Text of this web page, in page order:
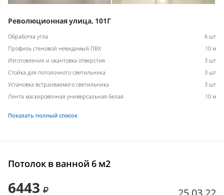
Революционная улица, 101Г
Обработка угла
6 шт
Профиль стеновой невидимый ПВХ
10 м
Изготовление и окантовка отверстия
3 шт
Стойка для потолочного светильника
3 шт
Установка встраиваемого светильника
3 шт
Лента маскировочная универсальная белая
10 м
Показать полный список
Потолок в ванной 6 м2
6443